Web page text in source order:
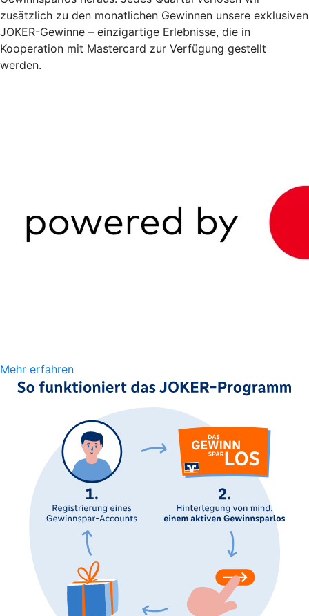
zusätzlich zu den monatlichen Gewinnen unsere exklusiven
JOKER-Gewinne – einzigartige Erlebnisse, die in
Kooperation mit Mastercard zur Verfügung gestellt
werden.
Mehr erfahren